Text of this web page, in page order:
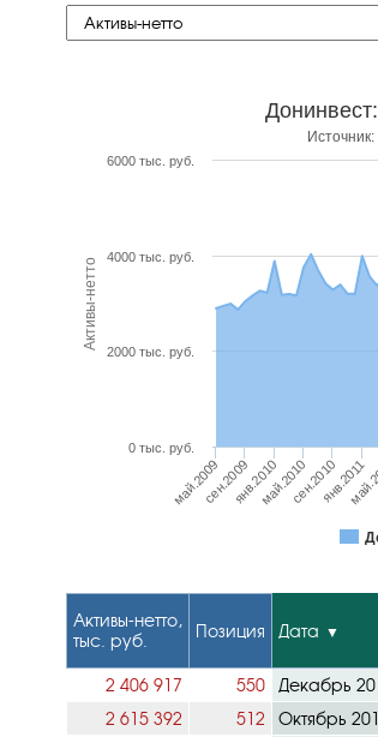
Активы-нетто
май.2009 май.2010
сен.2009янв.2010 сен.2010янв.2011
0 тыс. руб.
2000 тыс. руб.
4000 тыс. руб.
6000 тыс. руб.
Активы-нетто,
тыс. руб.
Позиция Дата
2 406 917 550 Декабрь
2 615 392
512 Октябрь